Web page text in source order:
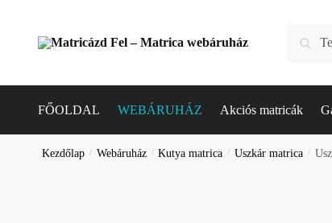
navigation
Keresés
FŐOLDAL WEBÁRUHÁZ Akciós matricák
Kezdőlap / Webáruház / Kutya matrica / Uszkár matrica /